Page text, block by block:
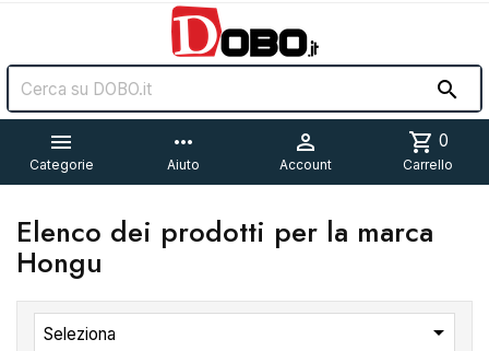


Categorie
more_horiz
Aiuto

Account
shopping_cart 0
Carrello
Elenco dei prodotti per la marca
Hongu
Seleziona 